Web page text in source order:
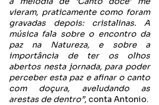
vieram, praticamente como foram
gravadas depois: cristalinas. A
música fala sobre o encontro da
paz na Natureza, e sobre a
importância de ter os olhos
abertos nesta jornada, para poder
perceber esta paz e afinar o canto
com doçura, aveludando as
arestas de dentro”, conta Antonio.